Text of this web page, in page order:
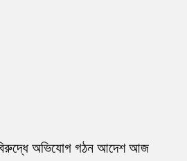
অভিযোগ গঠন আদেশ আজ